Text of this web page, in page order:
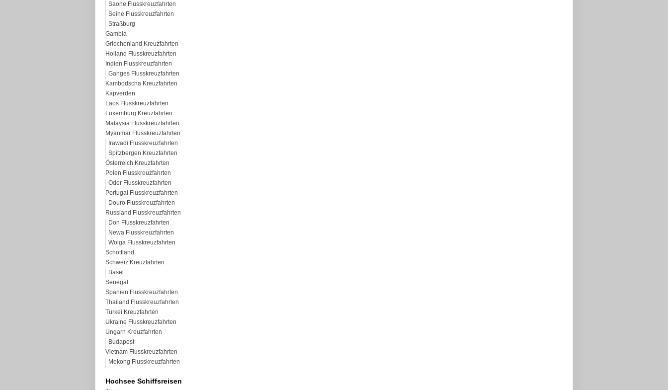
Saone Flusskreuzfahrten
Seine Flusskreuzfahrten
Straßburg
Gambia
Griechenland Kreuzfahrten
Holland Flusskreuzfahrten
Indien Flusskreuzfahrten
Ganges Flusskreuzfahrten
Kambodscha Kreuzfahrten
Kapverden
Laos Flusskreuzfahrten
Luxemburg Kreuzfahrten
Malaysia Flusskreuzfahrten
Myanmar Flusskreuzfahrten
Irawadi Flusskreuzfahrten
Spitzbergen Kreuzfahrten
Österreich Kreuzfahrten
Polen Flusskreuzfahrten
Oder Flusskreuzfahrten
Portugal Flusskreuzfahrten
Douro Flusskreuzfahrten
Russland Flusskreuzfahrten
Don Flusskreuzfahrten
Newa Flusskreuzfahrten
Wolga Flusskreuzfahrten
Schottland
Schweiz Kreuzfahrten
Basel
Senegal
Spanien Flusskreuzfahrten
Thailand Flusskreuzfahrten
Türkei Kreuzfahrten
Ukraine Flusskreuzfahrten
Ungarn Kreuzfahrten
Budapest
Vietnam Flusskreuzfahrten
Mekong Flusskreuzfahrten
Hochsee Schiffsreisen